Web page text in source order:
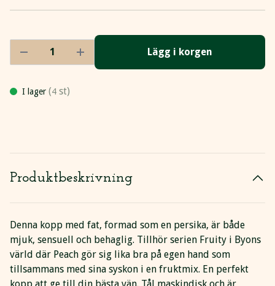
Lägg i korgen
I lager (4 st)
Produktbeskrivning
Denna kopp med fat, formad som en persika, är både
mjuk, sensuell och behaglig. Tillhör serien Fruity i Byons
värld där Peach gör sig lika bra på egen hand som
tillsammans med sina syskon i en fruktmix. En perfekt